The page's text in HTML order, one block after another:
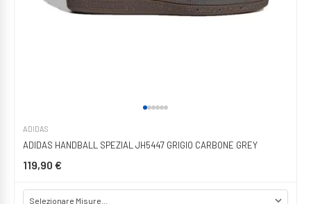
ADIDAS
ADIDAS HANDBALL SPEZIAL JH5447 GRIGIO CARBONE GREY
119,90 €